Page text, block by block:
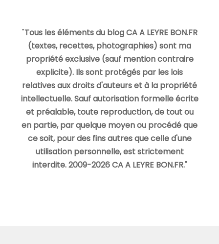
"Tous les éléments du blog CA A LEYRE BON.FR
(textes, recettes, photographies) sont ma
propriété exclusive (sauf mention contraire
explicite). Ils sont protégés par les lois
relatives aux droits d'auteurs et à la propriété
intellectuelle. Sauf autorisation formelle écrite
et préalable, toute reproduction, de tout ou
en partie, par quelque moyen ou procédé que
ce soit, pour des fins autres que celle d'une
utilisation personnelle, est strictement
interdite. 2009-2026 CA A LEYRE BON.FR."